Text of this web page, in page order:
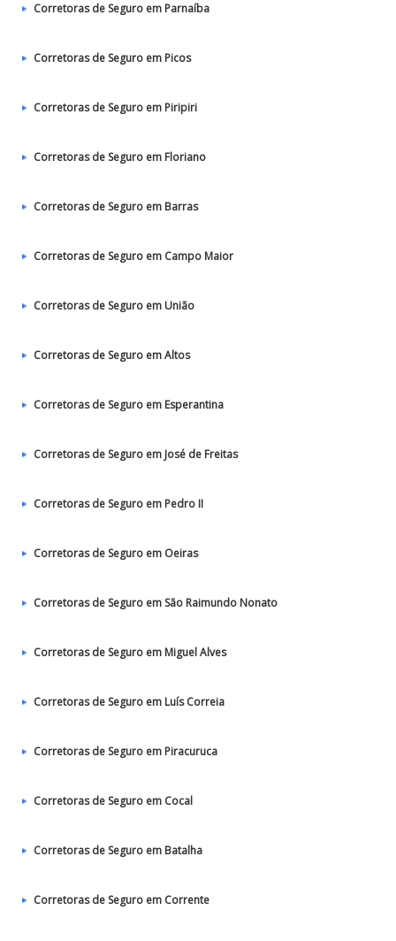
Corretoras de Seguro em Parnaíba
Corretoras de Seguro em Picos
Corretoras de Seguro em Piripiri
Corretoras de Seguro em Floriano
Corretoras de Seguro em Barras
Corretoras de Seguro em Campo Maior
Corretoras de Seguro em União
Corretoras de Seguro em Altos
Corretoras de Seguro em Esperantina
Corretoras de Seguro em José de Freitas
Corretoras de Seguro em Pedro II
Corretoras de Seguro em Oeiras
Corretoras de Seguro em São Raimundo Nonato
Corretoras de Seguro em Miguel Alves
Corretoras de Seguro em Luís Correia
Corretoras de Seguro em Piracuruca
Corretoras de Seguro em Cocal
Corretoras de Seguro em Batalha
Corretoras de Seguro em Corrente